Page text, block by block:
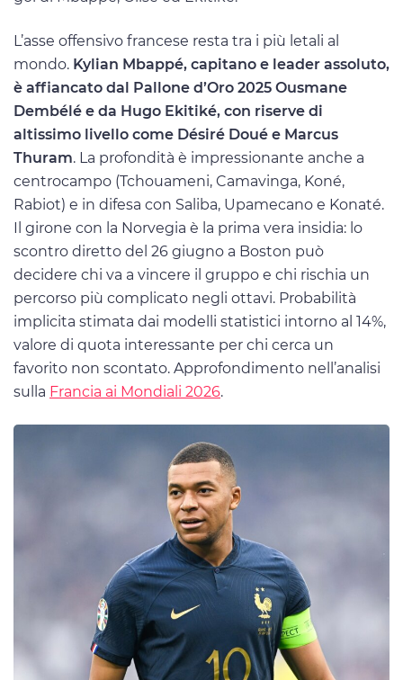
L’asse offensivo francese resta tra i più letali al
mondo. Kylian Mbappé, capitano e leader assoluto,
è affiancato dal Pallone d’Oro 2025 Ousmane
Dembélé e da Hugo Ekitiké, con riserve di
altissimo livello come Désiré Doué e Marcus
Thuram. La profondità è impressionante anche a
centrocampo (Tchouameni, Camavinga, Koné,
Rabiot) e in difesa con Saliba, Upamecano e Konaté.
Il girone con la Norvegia è la prima vera insidia: lo
scontro diretto del 26 giugno a Boston può
decidere chi va a vincere il gruppo e chi rischia un
percorso più complicato negli ottavi. Probabilità
implicita stimata dai modelli statistici intorno al 14%,
valore di quota interessante per chi cerca un
favorito non scontato. Approfondimento nell’analisi
sulla Francia ai Mondiali 2026.